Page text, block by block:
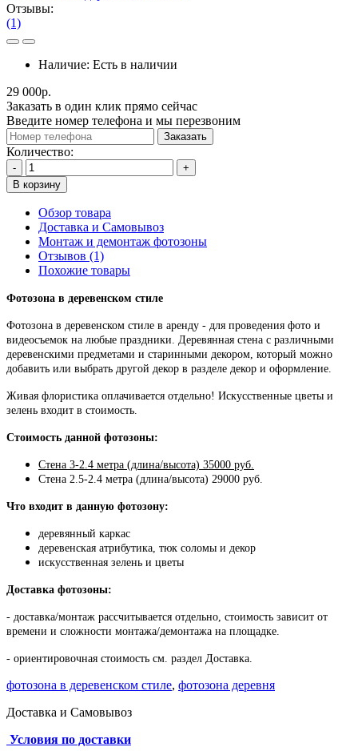
Отзывы:
(1)
Наличие: Есть в наличии
29 000р.
Заказать в один клик прямо сейчас
Введите номер телефона и мы перезвоним
Заказать
Количество:
-
+
В корзину
Обзор товара
Доставка и Самовывоз
Монтаж и демонтаж фотозоны
Отзывов (1)
Похожие товары
Фотозона в деревенском стиле
Фотозона в деревенском стиле в аренду - для проведения фото и
видеосъемок на любые праздники. Деревянная стена с различными
деревенскими предметами и старинными декором, который можно
добавить или выбрать другой декор в разделе декор и оформление.
Живая флористика оплачивается отдельно! Искусственные цветы и
зелень входит в стоимость.
Стоимость данной фотозоны:
Стена 3-2.4 метра (длина/высота) 35000 руб.
Стена 2.5-2.4 метра (длина/высота) 29000 руб.
Что входит в данную фотозону:
деревянный каркас
деревенская атрибутика, тюк соломы и декор
искусственная зелень и цветы
Доставка фотозоны:
- доставка/монтаж рассчитывается отдельно, стоимость зависит от
времени и сложности монтажа/демонтажа на площадке.
- ориентировочная стоимость см. раздел Доставка.
фотозона в деревенском стиле, фотозона деревня
Доставка и Самовывоз
Условия по доставки